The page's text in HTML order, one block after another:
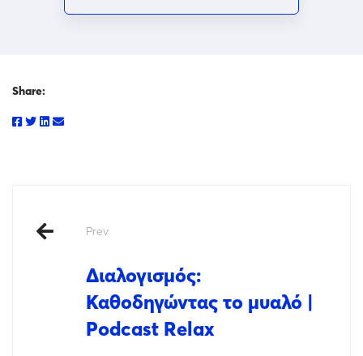
Share:
Prev
Διαλογισμός:
Καθοδηγώντας το μυαλό |
Podcast Relax